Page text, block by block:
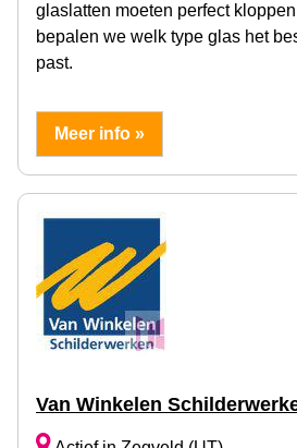
glaslatten moeten perfect
bepalen we welk type glas het
past.
Meer info »
Van Winkelen